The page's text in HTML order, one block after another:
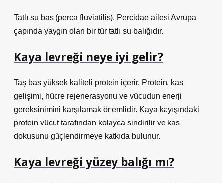
Tatlı su bas (perca fluviatilis), Percidae ailesi Avrupa
çapında yaygın olan bir tür tatlı su balığıdır.
Kaya levreği neye iyi gelir?
Taş bas yüksek kaliteli protein içerir. Protein, kas
gelişimi, hücre rejenerasyonu ve vücudun enerji
gereksinimini karşılamak önemlidir. Kaya kayışındaki
protein vücut tarafından kolayca sindirilir ve kas
dokusunu güçlendirmeye katkıda bulunur.
Kaya levreği yüzey balığı mı?